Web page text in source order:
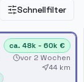
Schnellfilter
ca. 48k - 60k €
vor 2 Wochen
44 km